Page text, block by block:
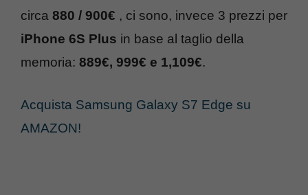
circa 880 / 900€ , ci sono, invece 3 prezzi per
iPhone 6S Plus in base al taglio della
memoria: 889€, 999€ e 1,109€.
Acquista Samsung Galaxy S7 Edge su
AMAZON!